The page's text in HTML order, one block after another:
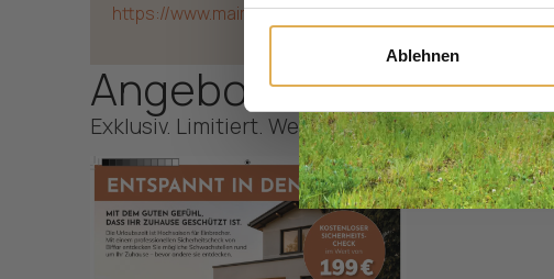
Ablehnen
https://www.maimarkt.de/home
Angebot des Monats
Exklusiv. Limitiert. Wertvoll.